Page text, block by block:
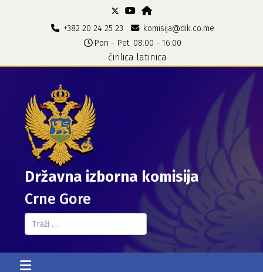
+382 20 24 25 23
komisija@dik.co.me
Pon - Pet: 08:00 - 16:00
ćirilica latinica
Državna izborna komisija
Crne Gore
Pretraga...